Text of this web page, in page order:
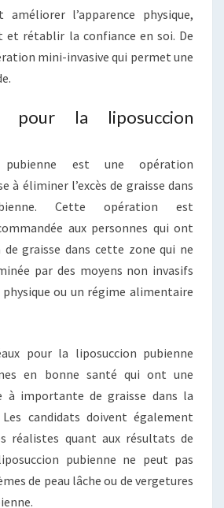
l’apparence physique,
et rétablir la confiance en soi. De
mini-invasive qui permet une
pour la liposuccion
pubienne est une opération
à éliminer l’excès de graisse dans
Cette opération est
aux personnes qui ont
graisse dans cette zone qui ne
par des moyens non invasifs
physique ou un régime alimentaire
pour la liposuccion pubienne
en bonne santé qui ont une
à importante de graisse dans la
candidats doivent également
réalistes quant aux résultats de
pubienne ne peut pas
de peau lâche ou de vergetures